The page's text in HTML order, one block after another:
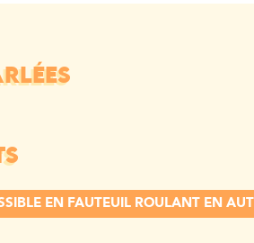
EN FAUTEUIL ROULANT EN